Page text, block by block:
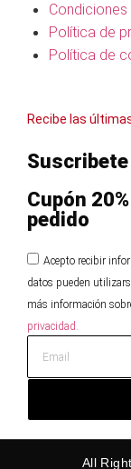
Política de
Política de
Recibe las
Cupón
pedido
Acepto recibir
datos pueden
más información
privacidad.
All